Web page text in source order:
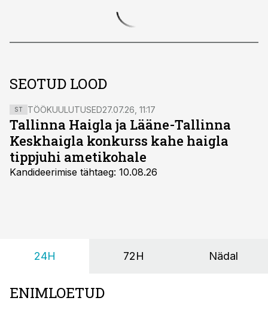
SEOTUD LOOD
ST TÖÖKUULUTUSED27.07.26, 11:17
Tallinna Haigla ja Lääne-Tallinna
Keskhaigla konkurss kahe haigla
tippjuhi ametikohale
Kandideerimise tähtaeg: 10.08.26
24H 72H Nädal
ENIMLOETUD